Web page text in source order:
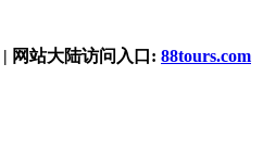
| 网站大陆访问入口: 88tours.com